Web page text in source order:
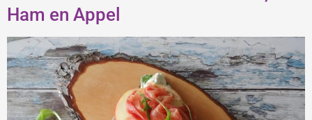
Ham en Appel